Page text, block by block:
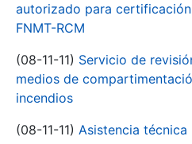
autorizado para
FNMT-RCM
(08-11-11) Servicio de
medios de
incendios
(08-11-11) Asistencia